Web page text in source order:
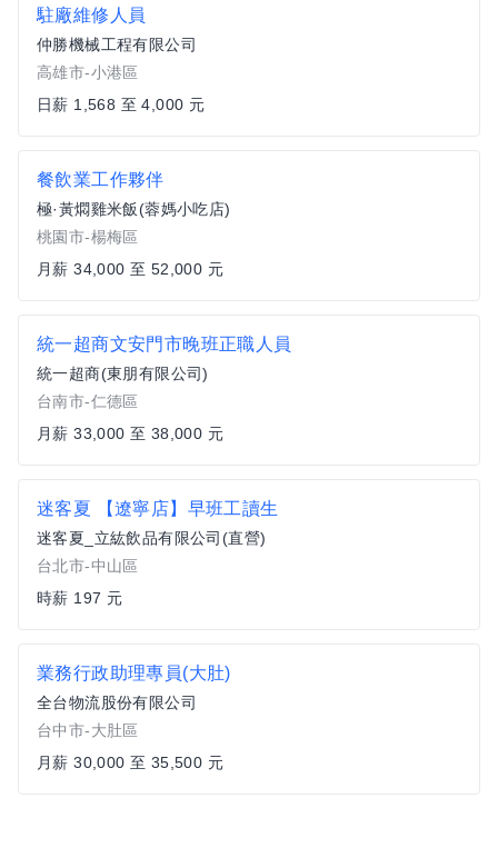
駐廠維修人員
仲勝機械工程有限公司
高雄市-小港區
日薪 1,568 至 4,000 元
餐飲業工作夥伴
極·黃燜雞米飯(蓉媽小吃店)
桃園市-楊梅區
月薪 34,000 至 52,000 元
統一超商文安門市晚班正職人員
統一超商(東朋有限公司)
台南市-仁德區
月薪 33,000 至 38,000 元
迷客夏 【遼寧店】早班工讀生
迷客夏_立紘飲品有限公司(直營)
台北市-中山區
時薪 197 元
業務行政助理專員(大肚)
全台物流股份有限公司
台中市-大肚區
月薪 30,000 至 35,500 元